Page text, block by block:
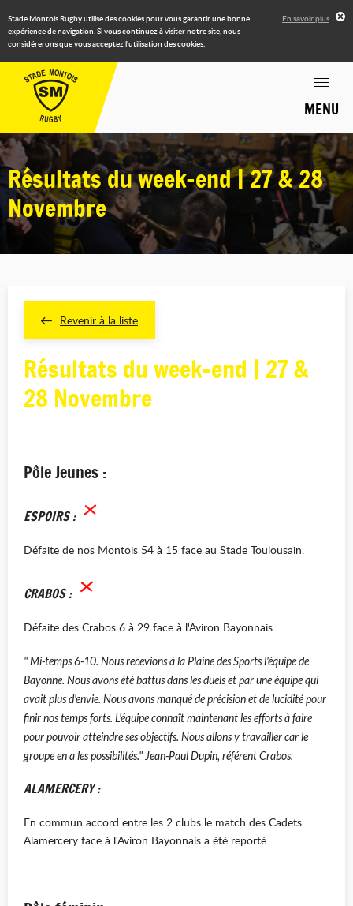
Stade Montois Rugby utilise des cookies pour vous garantir une bonne
expérience de navigation. Si vous continuez à visiter notre site, nous
considérerons que vous acceptez l'utilisation des cookies.
En savoir plus
MENU
Résultats du week-end | 27 & 28
Novembre
Revenir à la liste
Résultats du week-end | 27 &
28 Novembre
Pôle Jeunes :
ESPOIRS :
Défaite de nos Montois 54 à 15 face au Stade Toulousain.
CRABOS :
Défaite des Crabos 6 à 29 face à l'Aviron Bayonnais.
" Mi-temps 6-10. Nous recevions à la Plaine des Sports l'équipe de
Bayonne. Nous avons été battus dans les duels et par une équipe qui
avait plus d'envie. Nous avons manqué de précision et de lucidité pour
finir nos temps forts. L'équipe connaît maintenant les efforts à faire
pour pouvoir atteindre ses objectifs. Nous allons y travailler car le
groupe en a les possibilités." Jean-Paul Dupin, référent Crabos.
ALAMERCERY :
En commun accord entre les 2 clubs le match des Cadets
Alamercery face à l'Aviron Bayonnais a été reporté.